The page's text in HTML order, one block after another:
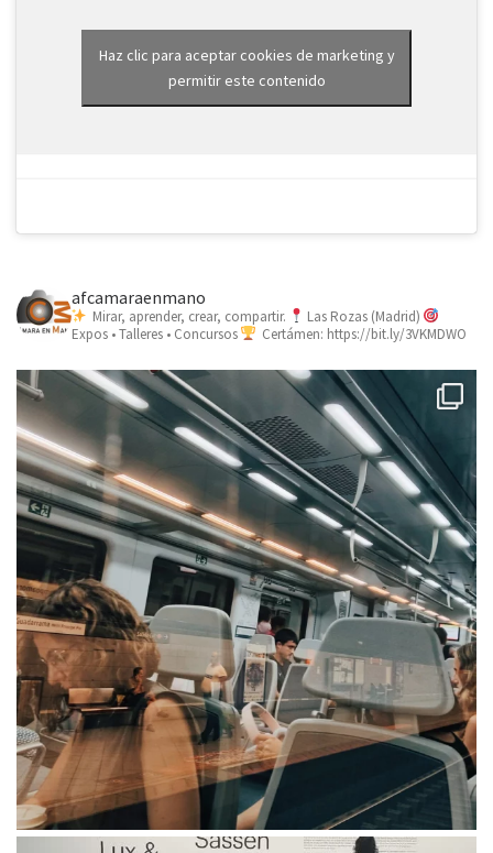
Haz clic para aceptar cookies de marketing y
permitir este contenido
afcamaraenmano
Mirar, aprender, crear, compartir.
Las Rozas (Madrid)
Expos • Talleres • Concursos
Certámen: https://bit.ly/3VKMDWO